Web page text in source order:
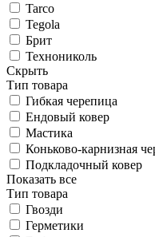
Tarco
Tegola
Брит
Технониколь
Скрыть
Тип товара
Гибкая черепица
Ендовый ковер
Мастика
Коньково-карнизная
Подкладочный ковер
Показать все
Тип товара
Гвозди
Герметики